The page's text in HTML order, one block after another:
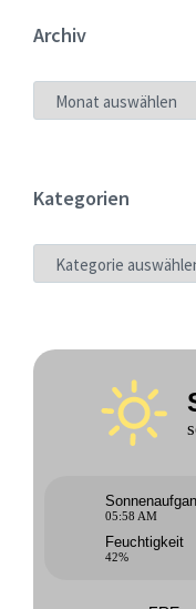
Archiv
ARCHIV
Kategorien
KATEGORIEN
05:58 AM
Feuchtigkeit
42%